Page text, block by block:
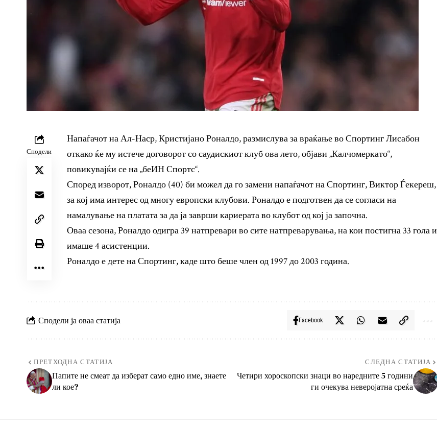
Сподели
Напаѓачот на Ал-Наср, Кристијано Роналдо, размислува за враќање во Спортинг Лисабон
откако ќе му истече договорот со саудискиот клуб ова лето, објави „Калчомеркато“,
повикувајќи се на „беИН Спортс“.
Според изворот, Роналдо (40) би можел да го замени напаѓачот на Спортинг, Виктор Ѓекереш,
за кој има интерес од многу европски клубови. Роналдо е подготвен да се согласи на
намалување на платата за да ја заврши кариерата во клубот од кој ја започна.
Оваа сезона, Роналдо одигра 39 натпревари во сите натпреварувања, на кои постигна 33 гола и
имаше 4 асистенции.
Роналдо е дете на Спортинг, каде што беше член од 1997 до 2003 година.
Сподели ја оваа статија Facebook
ПРЕТХОДНА СТАТИЈА
Папите не смеат да изберат само едно име, знаете
ли кое?
СЛЕДНА СТАТИЈА
Четири хороскопски знаци во наредните 5 години
ги очекува неверојатна среќа